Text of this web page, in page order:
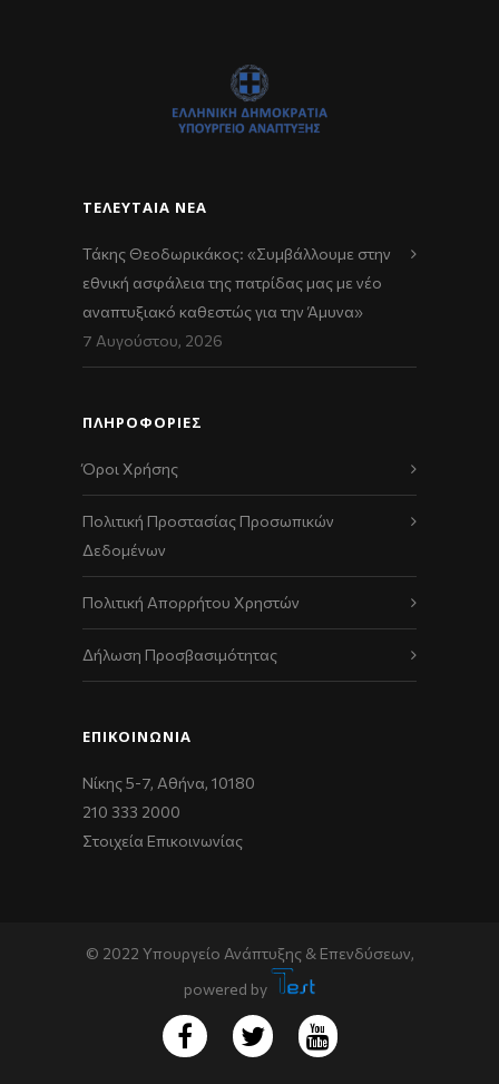
ΤΕΛΕΥΤΑΊΑ ΝΈΑ
Τάκης Θεοδωρικάκος: «Συμβάλλουμε στην
εθνική ασφάλεια της πατρίδας μας με νέο
αναπτυξιακό καθεστώς για την Άμυνα»
7 Αυγούστου, 2026
ΠΛΗΡΟΦΟΡΙΕΣ
Όροι Χρήσης
Πολιτική Προστασίας Προσωπικών
Δεδομένων
Πολιτική Απορρήτου Χρηστών
Δήλωση Προσβασιμότητας
ΕΠΙΚΟΙΝΩΝΊΑ
Νίκης 5-7, Αθήνα, 10180
210 333 2000
Στοιχεία Επικοινωνίας
© 2022 Υπουργείο Ανάπτυξης & Επενδύσεων,
powered by